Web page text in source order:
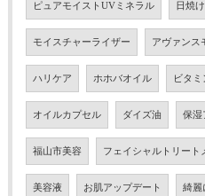
ピュアモイストUVミネラル 日焼
モイスチャーライザー アヴァンス
ハリケア ホホバオイル ビタミ
オイルカプセル ダイズ油 保湿
福山市美容 フェイシャルトリート
美容液 お肌アップデート 綺麗